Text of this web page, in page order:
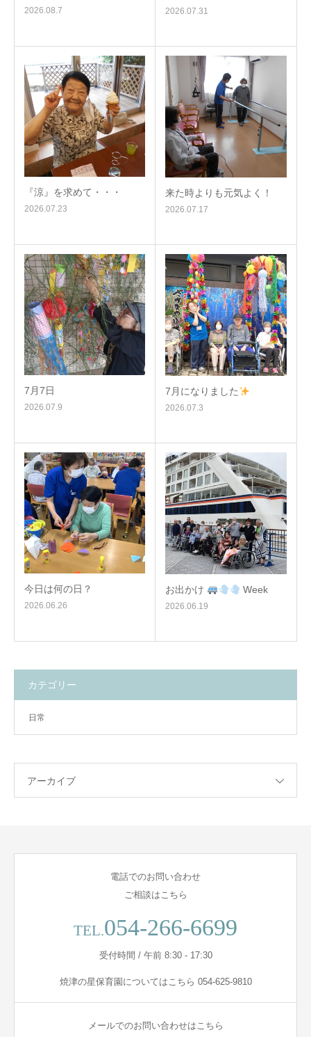
2026.08.7 2026.07.31
『涼』を求めて・・・
2026.07.23
来た時よりも元気よく！
2026.07.17
7月7日
2026.07.9
7月になりました
2026.07.3
今日は何の日？
2026.06.26
お出かけ Week
2026.06.19
カテゴリー
日常
アーカイブ
電話でのお問い合わせ
ご相談はこちら
TEL.054-266-6699
受付時間 / 午前 8:30 - 17:30
焼津の星保育園についてはこちら 054-625-9810
メールでのお問い合わせはこちら